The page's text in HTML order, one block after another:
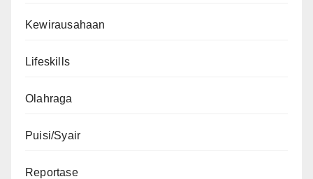
Kewirausahaan
Lifeskills
Olahraga
Puisi/Syair
Reportase